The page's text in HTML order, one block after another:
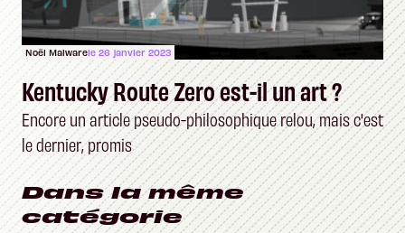
Noël Malwarele 26 janvier 2023
Kentucky Route Zero est-il un art ?
Encore un article pseudo-philosophique relou, mais c'est
le dernier, promis
Dans la même
catégorie